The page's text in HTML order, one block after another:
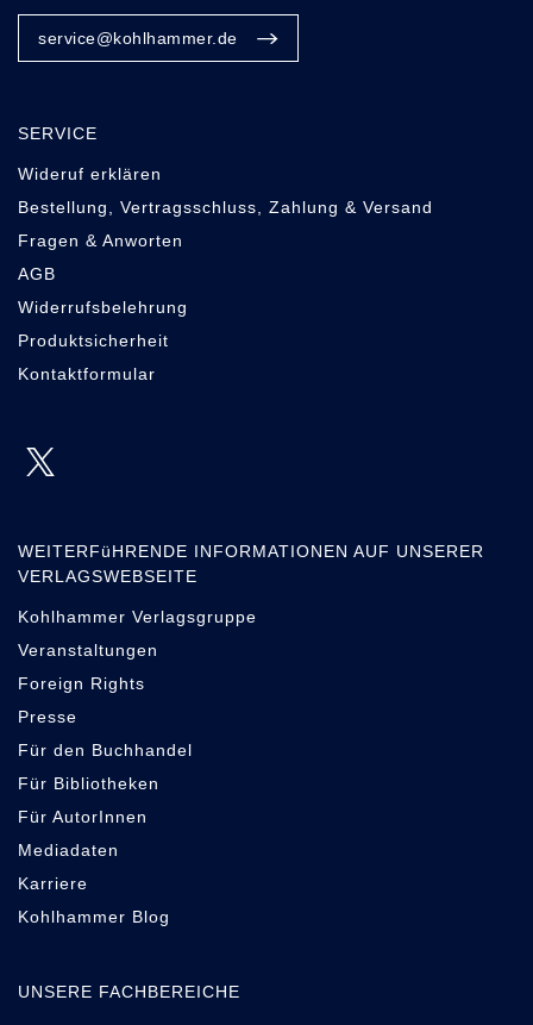
service@kohlhammer.de
SERVICE
Wideruf erklären
Bestellung, Vertragsschluss, Zahlung & Versand
Fragen & Anworten
AGB
Widerrufsbelehrung
Produktsicherheit
Kontaktformular
WEITERFüHRENDE INFORMATIONEN AUF UNSERER
VERLAGSWEBSEITE
Kohlhammer Verlagsgruppe
Veranstaltungen
Foreign Rights
Presse
Für den Buchhandel
Für Bibliotheken
Für AutorInnen
Mediadaten
Karriere
Kohlhammer Blog
UNSERE FACHBEREICHE